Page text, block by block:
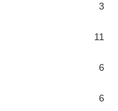
3
11
6
6